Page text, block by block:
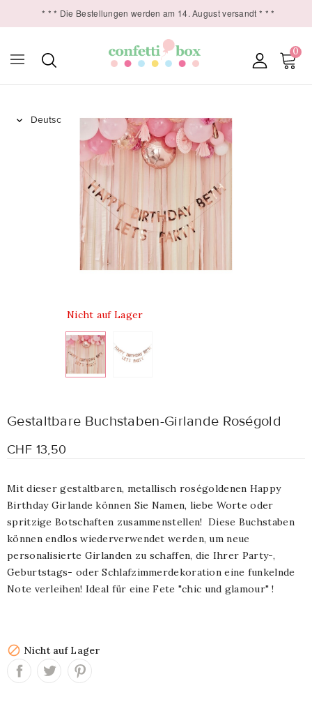
* * * Die Bestellungen werden am 14. August versandt * * *
0

Nicht auf Lager
Gestaltbare Buchstaben-Girlande Roségold
CHF 13,50
Mit dieser gestaltbaren, metallisch roségoldenen Happy
Birthday Girlande können Sie Namen, liebe Worte oder
spritzige Botschaften zusammenstellen! Diese Buchstaben
können endlos wiederverwendet werden, um neue
personalisierte Girlanden zu schaffen, die Ihrer Party-,
Geburtstags- oder Schlafzimmerdekoration eine funkelnde
Note verleihen! Ideal für eine Fete "chic und glamour" !
 Nicht auf Lager